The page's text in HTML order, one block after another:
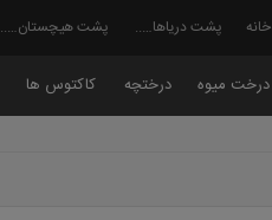
خانه پشت دریاها….. پشت هیچستان…..
درخت میوه درختچه کاکتوس ها